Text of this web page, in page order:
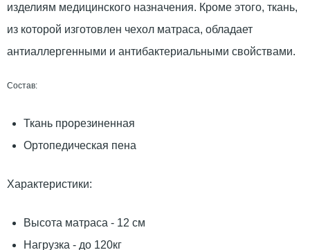
изделиям медицинского назначения. Кроме этого, ткань,
из которой изготовлен чехол матраса, обладает
антиаллергенными и антибактериальными свойствами.
Состав:
Ткань прорезиненная
Ортопедическая пена
Характеристики:
Высота матраса - 12 см
Нагрузка - до 120кг